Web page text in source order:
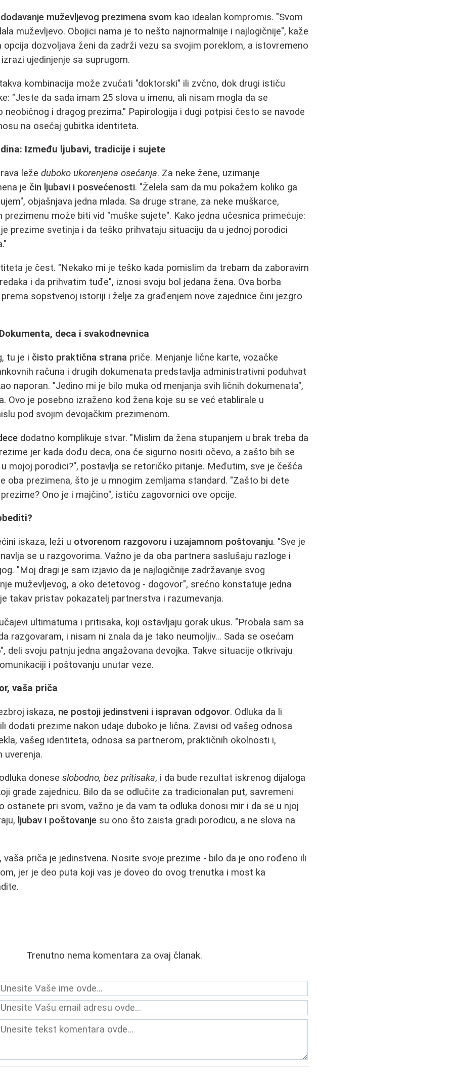
dodavanje muževljevog prezimena svom kao idealan kompromis. "Svom
muževljevo. Obojici nama je to nešto najnormalnije i najlogičnije", kaže
opcija dozvoljava ženi da zadrži vezu sa svojim poreklom, a istovremeno
ujedinjenje sa suprugom.
kombinacija može zvučati "doktorski" ili zvčno, dok drugi ističu
"Jeste da sada imam 25 slova u imenu, ali nisam mogla da se
neobičnog i dragog prezima." Papirologija i dugi potpisi često se navode
na osećaj gubitka identiteta.
Između ljubavi, tradicije i sujete
ležeduboko ukorenjena osećanja. Za neke žene, uzimanje
je čin ljubavi i posvećenosti. "Želela sam da mu pokažem koliko ga
objašnjava jedna mlada. Sa druge strane, za neke muškarce,
prezimenu može biti vid "muške sujete". Kako jedna učesnica primećuje:
prezime svetinja i da teško prihvataju situaciju da u jednoj porodici
je čest. "Nekako mi je teško kada pomislim da trebam da zaboravim
i da prihvatim tuđe", iznosi svoju bol jedana žena. Ova borba
sopstvenoj istoriji i želje za građenjem nove zajednice čini jezgro
deca i svakodnevnica
tu je i čisto praktična strana priče. Menjanje lične karte, vozačke
računa i drugih dokumenata predstavlja administrativni poduhvat
naporan. "Jedino mi je bilo muka od menjanja svih ličnih dokumenata",
Ovo je posebno izraženo kod žena koje su se već etablirale u
pod svojim devojačkim prezimenom.
dodatno komplikuje stvar. "Mislim da žena stupanjem u brak treba da
jer kada dođu deca, ona će sigurno nositi očevo, a zašto bih se
mojoj porodici?", postavlja se retoričko pitanje. Međutim, sve je češća
oba prezimena, što je u mnogim zemljama standard. "Zašto bi dete
Ono je i majčino", ističu zagovornici ove opcije.
iskaza, leži u otvorenom razgovoru i uzajamnom poštovanju. "Sve je
se u razgovorima. Važno je da oba partnera saslušaju razloge i
"Moj dragi je sam izjavio da je najlogičnije zadržavanje svog
muževljevog, a oko detetovog - dogovor", srećno konstatuje jedna
takav pristav pokazatelj partnerstva i razumevanja.
ultimatuma i pritisaka, koji ostavljaju gorak ukus. "Probala sam sa
razgovaram, i nisam ni znala da je tako neumoljiv... Sada se osećam
deli svoju patnju jedna angažovana devojka. Takve situacije otkrivaju
i poštovanju unutar veze.
vaša priča
iskaza, ne postoji jedinstveni i ispravan odgovor. Odluka da li
dodati prezime nakon udaje duboko je lična. Zavisi od vašeg odnosa
vašeg identiteta, odnosa sa partnerom, praktičnih okolnosti i,
uverenja.
doneseslobodno, bez pritisaka, i da bude rezultat iskrenog dijaloga
grade zajednicu. Bilo da se odlučite za tradicionalan put, savremeni
ostanete pri svom, važno je da vam ta odluka donosi mir i da se u njoj
ljubav i poštovanje su ono što zaista gradi porodicu, a ne slova na
vaša priča je jedinstvena. Nosite svoje prezime - bilo da je ono rođeno ili
jer je deo puta koji vas je doveo do ovog trenutka i most ka
Trenutno nema komentara za ovaj članak.